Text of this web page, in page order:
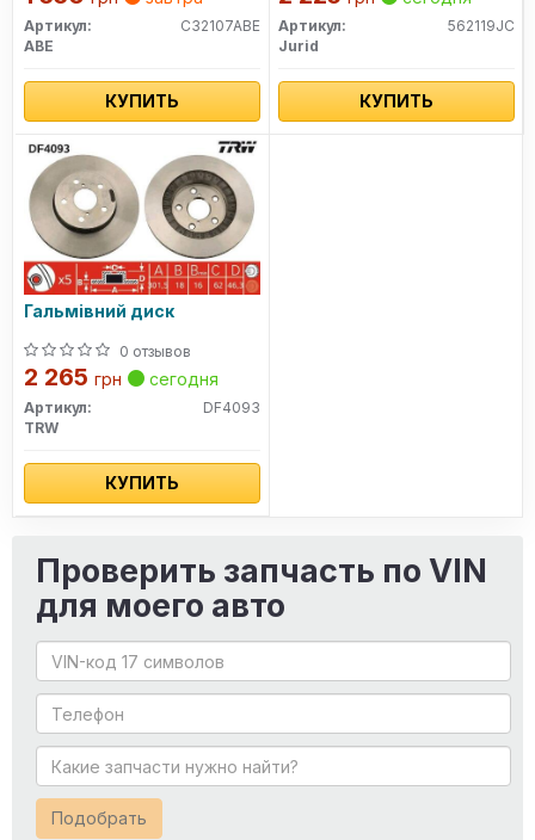
Артикул:
C32107ABE
ABE
КУПИТЬ
Артикул:
562119JC
Jurid
КУПИТЬ
Гальмівний диск
0 отзывов
2 265 грн сегодня
Артикул:
DF4093
TRW
КУПИТЬ
Проверить запчасть по VIN
для моего авто
Подобрать